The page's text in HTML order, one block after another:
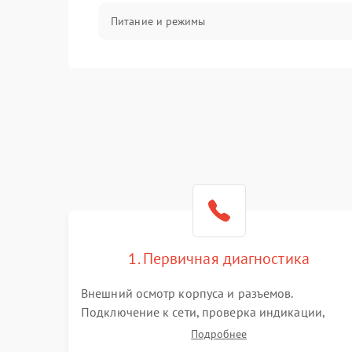
Питание и режимы
1. Первичная диагностика
Внешний осмотр корпуса и разъемов.
Подключение к сети, проверка индикации,
звуковых сигналов и кодов ошибок. Измерение
Подробнее